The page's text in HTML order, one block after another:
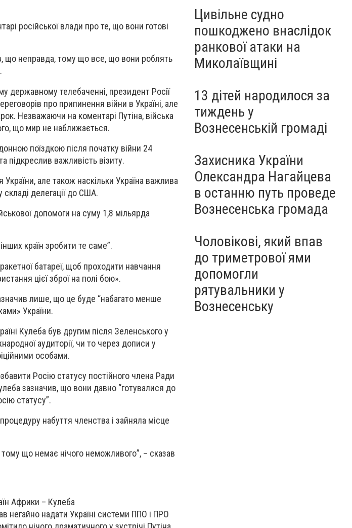
російської влади про те, що вони готові
що неправда, тому що все, що вони роблять
державному телебаченні, президент Росії
про припинення війни в Україні, але
Незважаючи на коментарі Путіна, війська
що мир не наближається.
поїздкою після початку війни 24
підкреслив важливість візиту.
але також наскільки Україна важлива
делегації до США.
допомоги на суму 1,8 мільярда
країн зробити те саме”.
батареї, щоб проходити навчання
цієї зброї на полі бою».
лише, що це буде “набагато менше
України.
Кулеба був другим після Зеленського у
аудиторії, чи то через дописи у
особами.
Росію статусу постійного члена Ради
зазначив, що вони давно “готувалися до
статусу”.
набуття членства і зайняла місце
що немає нічого неможливого”, – сказав
Африки – Кулеба
негайно надати Україні системи ППО і ПРО
Цивільне судно
пошкоджено внаслідок
ранкової атаки на
Миколаївщині
13 дітей народилося за
тиждень у
Вознесенській громаді
Захисника України
Олександра Нагайцева
в останню путь проведе
Вознесенська громада
Чоловікові, який впав
до триметрової ями
допомогли
рятувальники у
Вознесенську